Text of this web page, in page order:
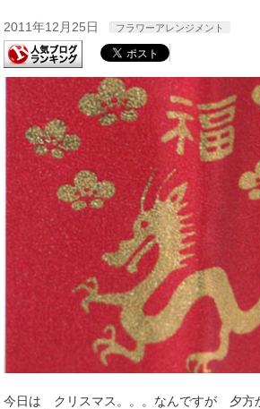
2011年12月25日 フラワーアレンジメント
今日は クリスマス。。。なんですが 夕